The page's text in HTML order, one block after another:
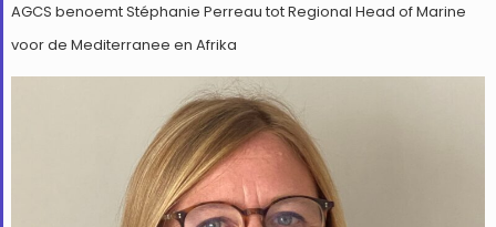
AGCS benoemt Stéphanie Perreau tot Regional Head of Marine
voor de Mediterranee en Afrika